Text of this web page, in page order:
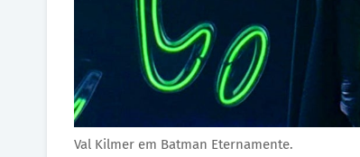
Val Kilmer em Batman Eternamente.